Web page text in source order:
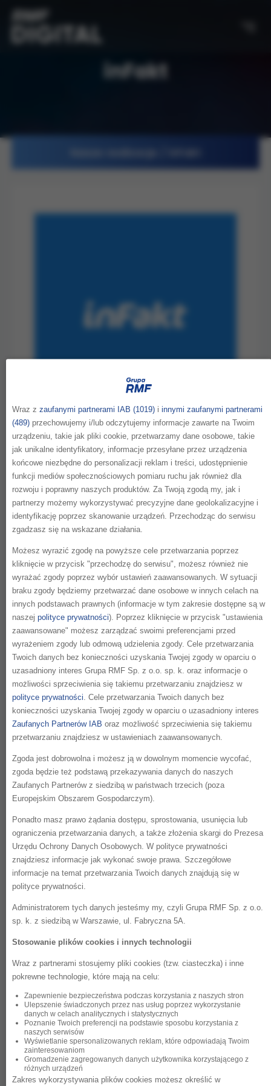
inFakt
inFakt
inFakt, innowacyjna firma księgowo-
technologiczna, która dostarcza
przedsiębiorcom autorską aplikację do
prowadzenia księgowości wraz z
profesjonalną obsługą księgową,
planowała kontynuację i poszerzenie
kampanii nastawionej na zwiększenie
świadomości marki wykorzystując
kanały online i offline, inFakt chciał
dotrzeć do przedsiębiorców i kadry
zarządzającej na niższych etapach lejka
marketingowego, aby podkreślić
potencjalne korzyści płynące z ich usług
na początku 2022 roku, kiedy w Polsce
wprowadzane były liczne i istotne zmiany
podatkowe.
Wykorzystanie istniejących relacji i platform
Jako lider reklamy zarówno na rynkach
reklamy radiowej jak i audio online oraz
największy nadawca radiowy w Polsce (z
ponad 10 milionami słuchaczy dziennie), Grupa
RMF była w stanie zaoferować pełną gamę
standardowych i niestandardowych
rozwiązań, z których mógł skorzystać inFakt.
Jedną z nich była obecność na platformie
muzycznej RMF ON, która oferuje słuchaczom
ponad 100 tematycznych kanałów radiowych
(poświęconych m.in. konkretnym gatunkom
muzycznym czy artystom) oraz dostęp do
najpopularniejszych podcastów –
realizowanych zarówno przez dziennikarzy
Grupy RMF jak i zewnętrznych producentów.
RMF ON okazał się idealną przestrzenią dla
inFaktu i zwiększenia rozpoznawalności marki.
Aby osiągnąć swoje cele, inFakt nawiązał
współpracę z Grupą RMF i zrealizował
2022 roku. Zastosowano przy niej platformę
zakupową DV360 i adserwer Google Ad
Manager.
Wykorzystując swoje doświadczenie z
kampanii telewizyjnych (łączących
bezpośredni zakup spotów reklamowych z
programmatic buying na platformach VOD),
inFakt włączył do swojego media miksu
kampanię w modelu Programmatic
Guaranteed (PG) Audio.
Segmentacja grupy docelowej i targetowanie
Wraz z zaufanymi partnerami IAB (1019) i innymi zaufanymi partnerami
(489) przechowujemy i/lub odczytujemy informacje zawarte na Twoim
urządzeniu, takie jak pliki cookie, przetwarzamy dane osobowe, takie
jak unikalne identyfikatory, informacje przesyłane przez urządzenia
końcowe niezbędne do personalizacji reklam i treści, udostępnienie
funkcji mediów społecznościowych pomiaru ruchu jak również dla
rozwoju i poprawny naszych produktów. Za Twoją zgodą my, jak i
partnerzy możemy wykorzystywać precyzyjne dane geolokalizacyjne i
identyfikację poprzez skanowanie urządzeń. Przechodząc do serwisu
zgadzasz się na wskazane działania.
Możesz wyrazić zgodę na powyższe cele przetwarzania poprzez
kliknięcie w przycisk "przechodzę do serwisu", możesz również nie
wyrażać zgody poprzez wybór ustawień zaawansowanych. W sytuacji
braku zgody będziemy przetwarzać dane osobowe w innych celach na
innych podstawach prawnych (informacje w tym zakresie dostępne są w
naszej polityce prywatności). Poprzez kliknięcie w przycisk "ustawienia
zaawansowane" możesz zarządzać swoimi preferencjami przed
wyrażeniem zgody lub odmową udzielenia zgody. Cele przetwarzania
Twoich danych bez konieczności uzyskania Twojej zgody w oparciu o
uzasadniony interes Grupa RMF Sp. z o.o. sp. k. oraz informacje o
możliwości sprzeciwienia się takiemu przetwarzaniu znajdziesz w
polityce prywatności . Cele przetwarzania Twoich danych bez
konieczności uzyskania Twojej zgody w oparciu o uzasadniony interes
Zaufanych Partnerów IAB oraz możliwość sprzeciwienia się takiemu
przetwarzaniu znajdziesz w ustawieniach zaawansowanych.
Zgoda jest dobrowolna i możesz ją w dowolnym momencie wycofać,
zgoda będzie też podstawą przekazywania danych do naszych
Zaufanych Partnerów z siedzibą w państwach trzecich (poza
Europejskim Obszarem Gospodarczym).
Ponadto masz prawo żądania dostępu, sprostowania, usunięcia lub
ograniczenia przetwarzania danych, a także złożenia skargi do Prezesa
Urzędu Ochrony Danych Osobowych. W polityce prywatności
znajdziesz informacje jak wykonać swoje prawa. Szczegółowe
informacje na temat przetwarzania Twoich danych znajdują się w
polityce prywatności.
Administratorem tych danych jesteśmy my, czyli Grupa RMF Sp. z o.o.
sp. k. z siedzibą w Warszawie, ul. Fabryczna 5A.
Stosowanie plików cookies i innych technologii
Wraz z partnerami stosujemy pliki cookies (tzw. ciasteczka) i inne
pokrewne technologie, które mają na celu:
Zapewnienie bezpieczeństwa podczas korzystania z naszych stron
Ulepszenie świadczonych przez nas usług poprzez wykorzystanie
danych w celach analitycznych i statystycznych
Poznanie Twoich preferencji na podstawie sposobu korzystania z
naszych serwisów
Wyświetlanie spersonalizowanych reklam, które odpowiadają Twoim
zainteresowaniom
Gromadzenie zagregowanych danych użytkownika korzystającego z
różnych urządzeń
Zakres wykorzystywania plików cookies możesz określić w